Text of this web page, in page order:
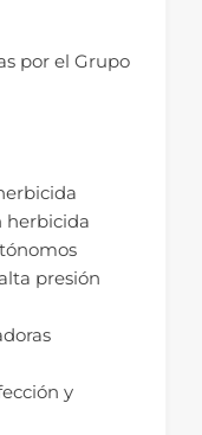
por el Grupo
herbicida
presión
y